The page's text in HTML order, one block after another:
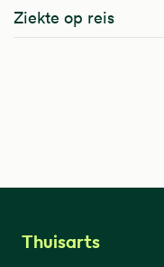
Ziekte op reis
Thuisarts